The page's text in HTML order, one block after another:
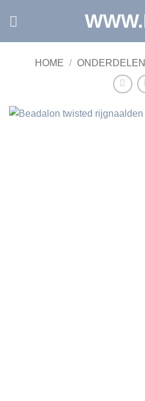
HOME / ONDERDELEN